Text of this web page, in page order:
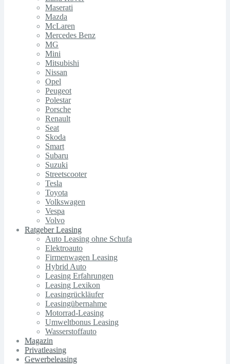
Maserati
Mazda
McLaren
Mercedes Benz
MG
Mini
Mitsubishi
Nissan
Opel
Peugeot
Polestar
Porsche
Renault
Seat
Skoda
Smart
Subaru
Suzuki
Streetscooter
Tesla
Toyota
Volkswagen
Vespa
Volvo
Ratgeber Leasing
Auto Leasing ohne Schufa
Elektroauto
Firmenwagen Leasing
Hybrid Auto
Leasing Erfahrungen
Leasing Lexikon
Leasingrückläufer
Leasingübernahme
Motorrad-Leasing
Umweltbonus Leasing
Wasserstoffauto
Magazin
Privatleasing
Gewerbeleasing